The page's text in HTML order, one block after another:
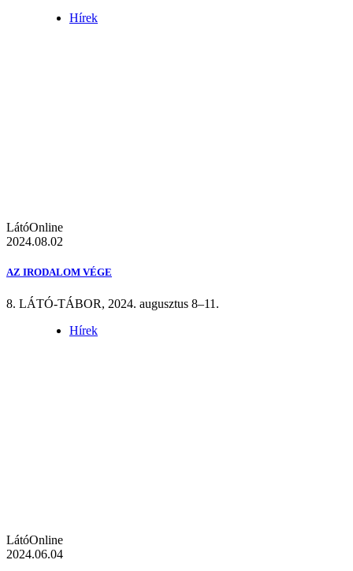
Hírek
LátóOnline
2024.08.02
AZ IRODALOM VÉGE
8. LÁTÓ-TÁBOR, 2024. augusztus 8–11.
Hírek
LátóOnline
2024.06.04